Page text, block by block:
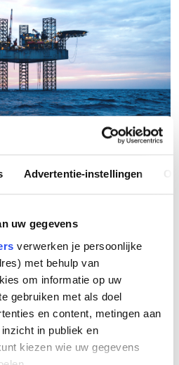
Advertentie-instellingen
uw gegevens
verwerken je persoonlijke
met behulp van
om informatie op uw
gebruiken met als doel
en content, metingen aan
in publiek en
kiezen wie uw gegevens
ter wereld.
gemaakt van de
van de NIEDAX GROUP. Het grote
oplossingen om de kabels te
te voldoen aan de hoge